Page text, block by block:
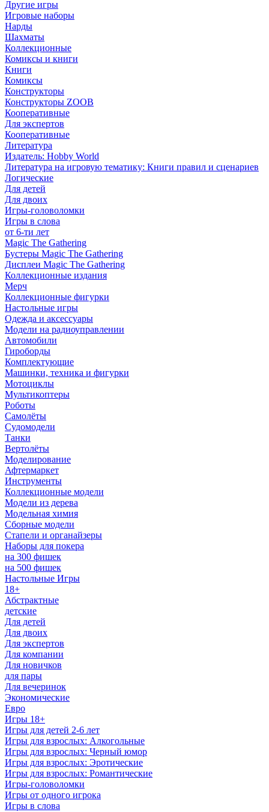
Другие игры
Игровые наборы
Нарды
Шахматы
Коллекционные
Комиксы и книги
Книги
Комиксы
Конструкторы
Конструкторы ZOOB
Кооперативные
Для экспертов
Кооперативные
Литература
Издатель: Hobby World
Литература на игровую тематику: Книги правил и сценариев
Логические
Для детей
Для двоих
Игры-головоломки
Игры в слова
от 6-ти лет
Magic The Gathering
Бустеры Magic The Gathering
Дисплеи Magic The Gathering
Коллекционные издания
Мерч
Коллекционные фигурки
Настольные игры
Одежда и аксессуары
Модели на радиоуправлении
Автомобили
Гироборды
Комплектующие
Машинки, техника и фигурки
Мотоциклы
Мультикоптеры
Роботы
Самолёты
Судомодели
Танки
Вертолёты
Моделирование
Афтермаркет
Инструменты
Коллекционные модели
Модели из дерева
Модельная химия
Сборные модели
Стапели и органайзеры
Наборы для покера
на 300 фишек
на 500 фишек
Настольные Игры
18+
Абстрактные
детские
Для детей
Для двоих
Для экспертов
Для компании
Для новичков
для пары
Для вечеринок
Экономические
Евро
Игры 18+
Игры для детей 2-6 лет
Игры для взрослых: Алкогольные
Игры для взрослых: Черный юмор
Игры для взрослых: Эротические
Игры для взрослых: Романтические
Игры-головоломки
Игры от одного игрока
Игры в слова